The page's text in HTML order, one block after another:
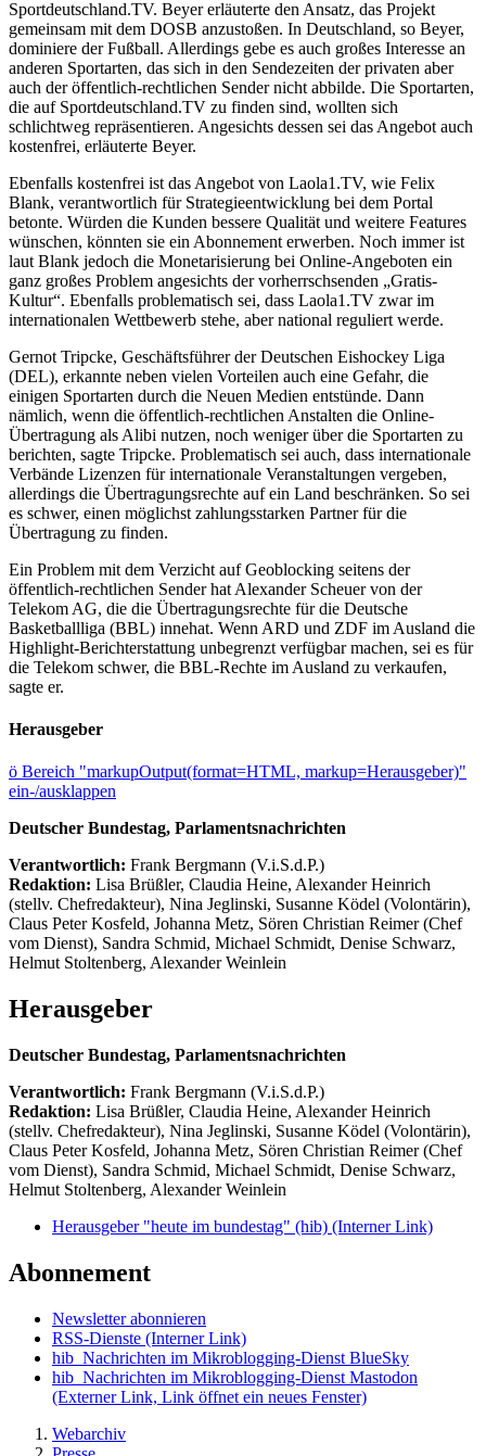
Sportdeutschland.TV. Beyer erläuterte den Ansatz, das Projekt
gemeinsam mit dem DOSB anzustoßen. In Deutschland, so Beyer,
dominiere der Fußball. Allerdings gebe es auch großes Interesse an
anderen Sportarten, das sich in den Sendezeiten der privaten aber
auch der öffentlich-rechtlichen Sender nicht abbilde. Die Sportarten,
die auf Sportdeutschland.TV zu finden sind, wollten sich
schlichtweg repräsentieren. Angesichts dessen sei das Angebot auch
kostenfrei, erläuterte Beyer.
Ebenfalls kostenfrei ist das Angebot von Laola1.TV, wie Felix
Blank, verantwortlich für Strategieentwicklung bei dem Portal
betonte. Würden die Kunden bessere Qualität und weitere Features
wünschen, könnten sie ein Abonnement erwerben. Noch immer ist
laut Blank jedoch die Monetarisierung bei Online-Angeboten ein
ganz großes Problem angesichts der vorherrschsenden „Gratis-
Kultur“. Ebenfalls problematisch sei, dass Laola1.TV zwar im
internationalen Wettbewerb stehe, aber national reguliert werde.
Gernot Tripcke, Geschäftsführer der Deutschen Eishockey Liga
(DEL), erkannte neben vielen Vorteilen auch eine Gefahr, die
einigen Sportarten durch die Neuen Medien entstünde. Dann
nämlich, wenn die öffentlich-rechtlichen Anstalten die Online-
Übertragung als Alibi nutzen, noch weniger über die Sportarten zu
berichten, sagte Tripcke. Problematisch sei auch, dass internationale
Verbände Lizenzen für internationale Veranstaltungen vergeben,
allerdings die Übertragungsrechte auf ein Land beschränken. So sei
es schwer, einen möglichst zahlungsstarken Partner für die
Übertragung zu finden.
Ein Problem mit dem Verzicht auf Geoblocking seitens der
öffentlich-rechtlichen Sender hat Alexander Scheuer von der
Telekom AG, die die Übertragungsrechte für die Deutsche
Basketballliga (BBL) innehat. Wenn ARD und ZDF im Ausland die
Highlight-Berichterstattung unbegrenzt verfügbar machen, sei es für
die Telekom schwer, die BBL-Rechte im Ausland zu verkaufen,
sagte er.
Herausgeber
ö Bereich "markupOutput(format=HTML, markup=Herausgeber)"
ein-/ausklappen
Deutscher Bundestag, Parlamentsnachrichten
Verantwortlich: Frank Bergmann (V.i.S.d.P.)
Redaktion: Lisa Brüßler, Claudia Heine, Alexander Heinrich
(stellv. Chefredakteur), Nina Jeglinski, Susanne Ködel (Volontärin),
Claus Peter Kosfeld, Johanna Metz, Sören Christian Reimer (Chef
vom Dienst), Sandra Schmid, Michael Schmidt, Denise Schwarz,
Helmut Stoltenberg, Alexander Weinlein
Herausgeber
Deutscher Bundestag, Parlamentsnachrichten
Verantwortlich: Frank Bergmann (V.i.S.d.P.)
Redaktion: Lisa Brüßler, Claudia Heine, Alexander Heinrich
(stellv. Chefredakteur), Nina Jeglinski, Susanne Ködel (Volontärin),
Claus Peter Kosfeld, Johanna Metz, Sören Christian Reimer (Chef
vom Dienst), Sandra Schmid, Michael Schmidt, Denise Schwarz,
Helmut Stoltenberg, Alexander Weinlein
Herausgeber "heute im bundestag" (hib) (Interner Link)
Abonnement
Newsletter abonnieren
RSS-Dienste (Interner Link)
hib_Nachrichten im Mikroblogging-Dienst BlueSky
hib_Nachrichten im Mikroblogging-Dienst Mastodon
(Externer Link, Link öffnet ein neues Fenster)
Webarchiv